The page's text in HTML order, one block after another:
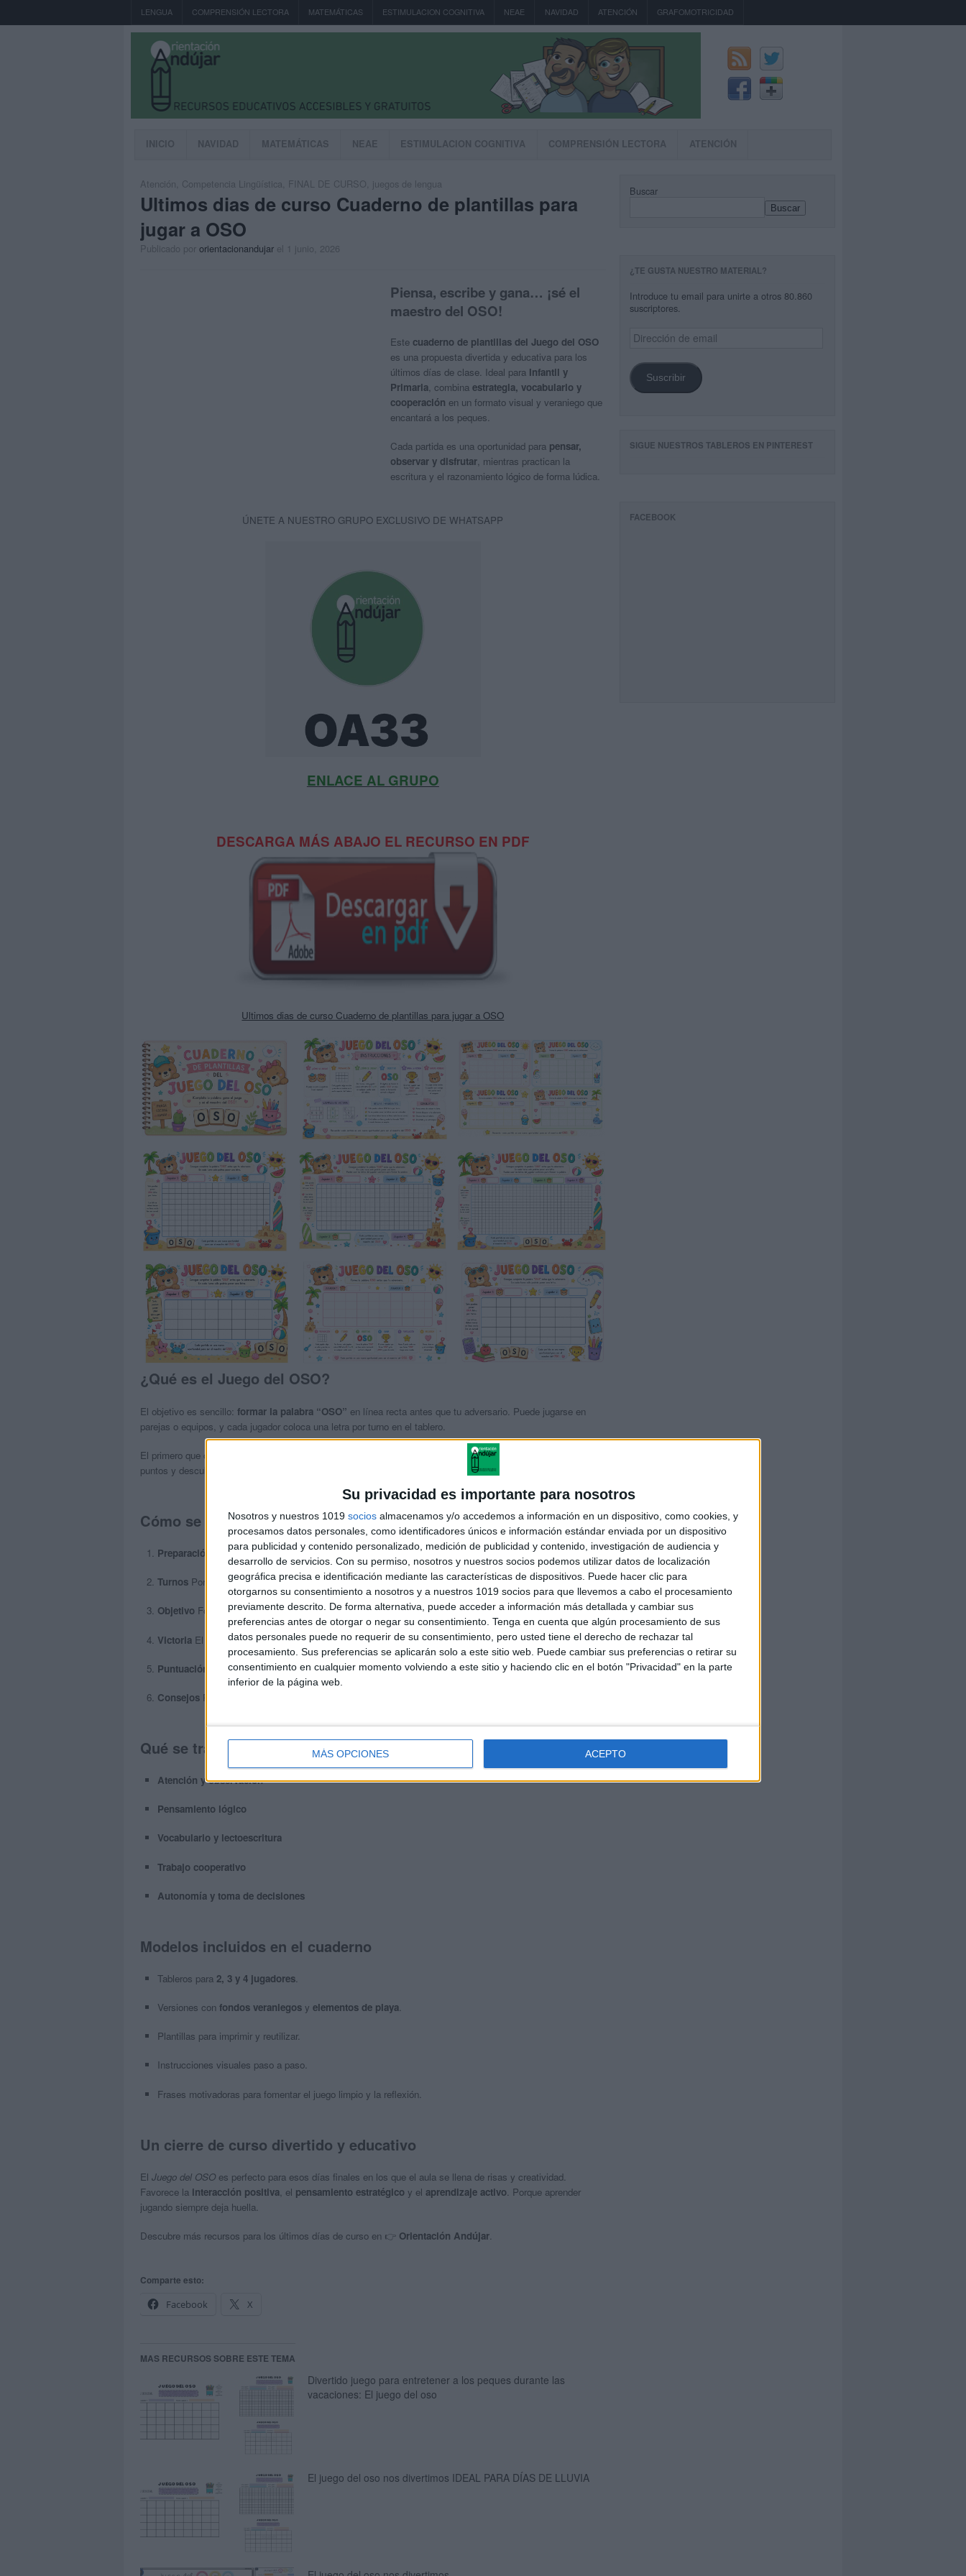
Su privacidad es importante para nosotros
Nosotros y nuestros 1019 socios almacenamos y/o accedemos a información en un dispositivo, como cookies, y
procesamos datos personales, como identificadores únicos e información estándar enviada por un dispositivo
para publicidad y contenido personalizado, medición de publicidad y contenido, investigación de audiencia y
desarrollo de servicios. Con su permiso, nosotros y nuestros socios podemos utilizar datos de localización
geográfica precisa e identificación mediante las características de dispositivos. Puede hacer clic para
otorgarnos su consentimiento a nosotros y a nuestros 1019 socios para que llevemos a cabo el procesamiento
previamente descrito. De forma alternativa, puede acceder a información más detallada y cambiar sus
preferencias antes de otorgar o negar su consentimiento. Tenga en cuenta que algún procesamiento de sus
datos personales puede no requerir de su consentimiento, pero usted tiene el derecho de rechazar tal
procesamiento. Sus preferencias se aplicarán solo a este sitio web. Puede cambiar sus preferencias o retirar su
consentimiento en cualquier momento volviendo a este sitio y haciendo clic en el botón "Privacidad" en la parte
inferior de la página web.
MÁS OPCIONES ACEPTO
LENGUA COMPRENSIÓN LECTORA MATEMÁTICAS ESTIMULACION COGNITIVA NEAE NAVIDAD ATENCIÓN GRAFOMOTRICIDAD
INICIO NAVIDAD MATEMÁTICAS NEAE ESTIMULACION COGNITIVA COMPRENSIÓN LECTORA ATENCIÓN
Atención Competencia Lingüística FINAL DE CURSO juegos de lengua
Ultimos dias de curso Cuaderno de plantillas para
jugar a OSO
Publicado por orientacionandujar el 1 junio, 2026
Piensa, escribe y gana… ¡sé el
maestro del OSO!
Este cuaderno de plantillas del Juego del OSO
es una propuesta divertida y educativa para los
últimos días de clase. Ideal para Infantil y
Primaria, combina estrategia, vocabulario y
cooperación en un formato visual y veraniego que
encantará a los peques.
Cada partida es una oportunidad para pensar,
observar y disfrutar, mientras practican la
escritura y el razonamiento lógico de forma lúdica.
ÚNETE A NUESTRO GRUPO EXCLUSIVO DE WHATSAPP
ENLACE AL GRUPO
DESCARGA MÁS ABAJO EL RECURSO EN PDF
Ultimos dias de curso Cuaderno de plantillas para jugar a OSO
¿Qué es el Juego del OSO?
El objetivo es sencillo: formar la palabra “OSO” en línea recta antes que tu adversario. Puede jugarse en
parejas o equipos, y cada jugador coloca una letra por turno en el tablero.
El primero que complete la palabra grita
y gana la ronda. Se pueden jugar varias rondas para sumar
puntos y descubrir quién será el
Cómo se juega
Preparación Cada jugador elige un color y escribe su nombre en el tablero.
TurnosPor turnos, se coloca una letra (O, S o U) en cualquier casilla vacía.
ObjetivoFormar “OSO” en línea recta: horizontal, vertical o diagonal.
VictoriaEl primer jugador que forme la palabra gana la ronda.
Puntuación Cada “OSO” formado suma un punto.
ConsejosPiensa antes de colocar tu letra, observa el tablero y bloquea a tu adversario.
Qué se trabaja con este recurso
Atención y observación
Pensamiento lógico
Vocabulario y lectoescritura
Trabajo cooperativo
Autonomía y toma de decisiones
Modelos incluidos en el cuaderno
Tableros para 2, 3 y 4 jugadores.
Versiones con fondos veraniegosy elementos de playa.
Plantillas para imprimir y reutilizar.
Instrucciones visuales paso a paso.
Frases motivadoras para fomentar el juego limpio y la reflexión.
Un cierre de curso divertido y educativo
El Juego del OSOes perfecto para esos días finales en los que el aula se llena de risas y creatividad.
Favorece la interacción positiva, el pensamiento estratégicoy el aprendizaje activo. Porque aprender
jugando siempre deja huella.
Descubre más recursos para los últimos días de curso en 👉 Orientación Andújar.
Comparte esto:
Facebook
X
MAS RECURSOS SOBRE ESTE TEMA
Divertido juego para entretener a los peques durante las
vacaciones: El juego del oso
El juego del oso nos divertimos IDEAL PARA DÍAS DE LLUVIA
Buscar
Buscar
¿TE GUSTA NUESTRO MATERIAL?
Introduce tu email para unirte a otros 80.860
suscriptores.
Dirección
de
Suscribir
SIGUE NUESTROS TABLEROS EN PINTEREST
FACEBOOK